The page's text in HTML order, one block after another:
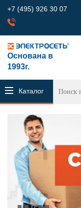
+7 (495) 926 30 07
Основана в
1993г.
Каталог
продукции